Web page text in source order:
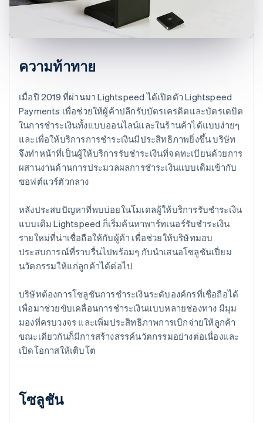
ความท้าทาย
เมื่อปี 2019 ที่ผ่านมา Lightspeed ได้เปิดตัว Lightspeed
Payments เพื่อช่วยให้ผู้ค้าปลีกรับบัตรเครดิตและบัตรเดบิต
ในการชำระเงินทั้งแบบออนไลน์และในร้านค้าได้แบบง่ายๆ
และเพื่อให้บริการการชำระเงินมีประสิทธิภาพยิ่งขึ้น บริษัท
จึงทำหน้าที่เป็นผู้ให้บริการรับชำระเงินที่จดทะเบียนด้วยการ
ผสานงานด้านการประมวลผลการชำระเงินแบบเดิมเข้ากับ
ซอฟต์แวร์ตัวกลาง
หลังประสบปัญหาที่พบบ่อยในโมเดลผู้ให้บริการรับชำระเงิน
แบบเดิม Lightspeed ก็เริ่มค้นหาพาร์ทเนอร์รับชำระเงิน
รายใหม่ที่น่าเชื่อถือให้กับผู้ค้า เพื่อช่วยให้บริษัทมอบ
ประสบการณ์ที่ราบรื่นไปพร้อมๆ กับนำเสนอโซลูชันเปี่ยม
นวัตกรรมให้แก่ลูกค้าได้ต่อไป
บริษัทต้องการโซลูชันการชำระเงินระดับองค์กรที่เชื่อถือได้
เพื่อมาช่วยขับเคลื่อนการชำระเงินแบบหลายช่องทาง มีมุม
มองที่ครบวงจร และเพิ่มประสิทธิภาพการเบิกจ่ายให้ลูกค้า
ขณะเดียวกันก็มีการสร้างสรรค์นวัตกรรมอย่างต่อเนื่องและ
เปิดโอกาสให้เติบโต
โซลูชัน